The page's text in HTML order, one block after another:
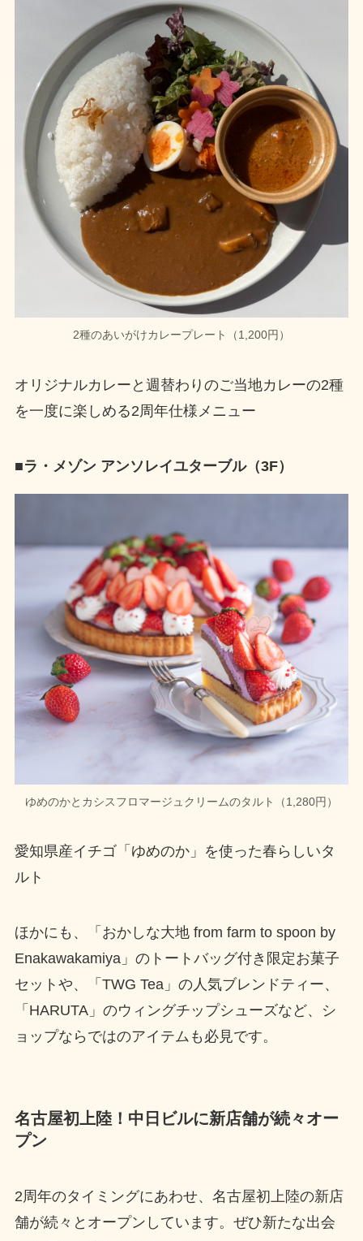
2種のあいがけカレープレート（1,200円）
オリジナルカレーと週替わりのご当地カレーの2種
を一度に楽しめる2周年仕様メニュー
■ラ・メゾン アンソレイユターブル（3F）
ゆめのかとカシスフロマージュクリームのタルト（1,280円）
愛知県産イチゴ「ゆめのか」を使った春らしいタ
ルト
ほかにも、「おかしな大地 from farm to spoon by
Enakawakamiya」のトートバッグ付き限定お菓子
セットや、「TWG Tea」の人気ブレンドティー、
「HARUTA」のウィングチップシューズなど、シ
ョップならではのアイテムも必見です。
名古屋初上陸！中日ビルに新店舗が続々オー
プン
2周年のタイミングにあわせ、名古屋初上陸の新店
舗が続々とオープンしています。ぜひ新たな出会